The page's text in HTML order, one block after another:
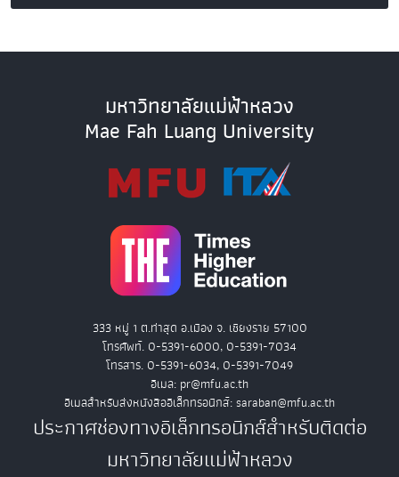
มหาวิทยาลัยแม่ฟ้าหลวง
Mae Fah Luang University
333 หมู่ 1 ต.ท่าสุด อ.เมือง จ. เชียงราย 57100
โทรศัพท์. 0-5391-6000, 0-5391-7034
โทรสาร. 0-5391-6034, 0-5391-7049
อีเมล: pr@mfu.ac.th
อีเมลสำหรับส่งหนังสืออิเล็กทรอนิกส์: saraban@mfu.ac.th
ประกาศช่องทางอิเล็กทรอนิกส์สำหรับติดต่อ
มหาวิทยาลัยแม่ฟ้าหลวง